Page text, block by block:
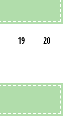
19
20